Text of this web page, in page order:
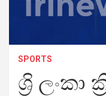
SPORTS
ශ්‍රි